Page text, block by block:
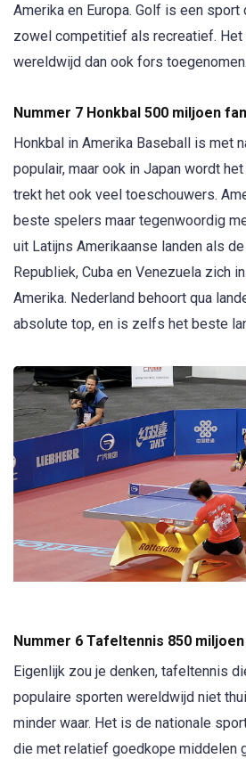
Amerika en Europa. Golf is een
zowel competitief als recreatief. Het
wereldwijd dan ook fors toegenomen.
Nummer 7 Honkbal 500 miljoen
Honkbal in Amerika Baseball is met
populair, maar ook in Japan wordt
trekt het ook veel toeschouwers.
beste spelers maar tegenwoordig
uit Latijns Amerikaanse landen als
Republiek, Cuba en Venezuela zich
Amerika. Nederland behoort qua
absolute top, en is zelfs het beste
Nummer 6 Tafeltennis 850
Eigenlijk zou je denken, tafeltennis
populaire sporten wereldwijd niet
minder waar. Het is de nationale
die met relatief goedkope middelen